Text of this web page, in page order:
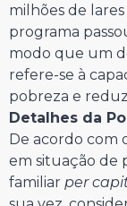
milhões de
programa
modo que um
refere-se à
pobreza e
Detalhes da
De acordo com
em situação de
familiar per